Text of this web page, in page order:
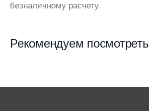
безналичному расчету.
Рекомендуем посмотреть